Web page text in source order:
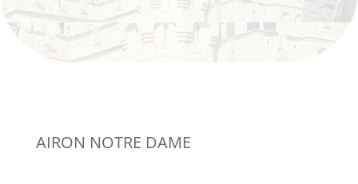
AIRON NOTRE DAME